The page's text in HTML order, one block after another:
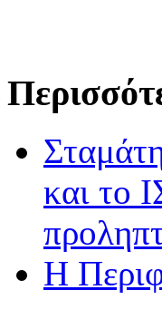
και το
Η